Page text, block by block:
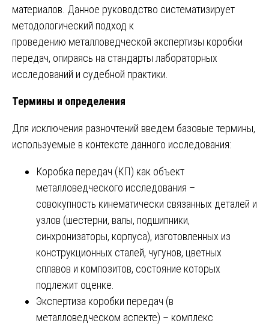
материалов. Данное руководство систематизирует
методологический подход к
проведению металловедческой экспертизы коробки
передач, опираясь на стандарты лабораторных
исследований и судебной практики.
Термины и определения
Для исключения разночтений введем базовые термины,
используемые в контексте данного исследования:
Коробка передач (КП) как объект
металловедческого исследования –
совокупность кинематически связанных деталей и
узлов (шестерни, валы, подшипники,
синхронизаторы, корпуса), изготовленных из
конструкционных сталей, чугунов, цветных
сплавов и композитов, состояние которых
подлежит оценке.
Экспертиза коробки передач (в
металловедческом аспекте) – комплекс